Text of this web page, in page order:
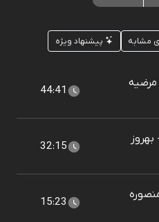
مشابه پیشنهاد ویژه
۵ قسمت ۱ - مرضیه
44:41
5 قسمت 2 - بهروز
32:15
1 - منصوره
15:23